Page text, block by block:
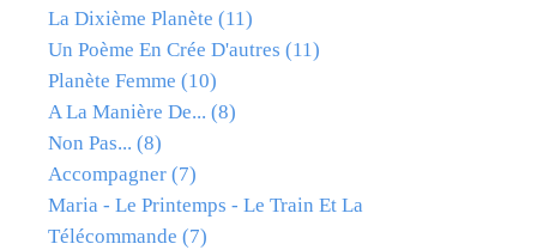
La Dixième Planète (11)
Un Poème En Crée D'autres (11)
Planète Femme (10)
A La Manière De... (8)
Non Pas... (8)
Accompagner (7)
Maria - Le Printemps - Le Train Et La
Télécommande (7)